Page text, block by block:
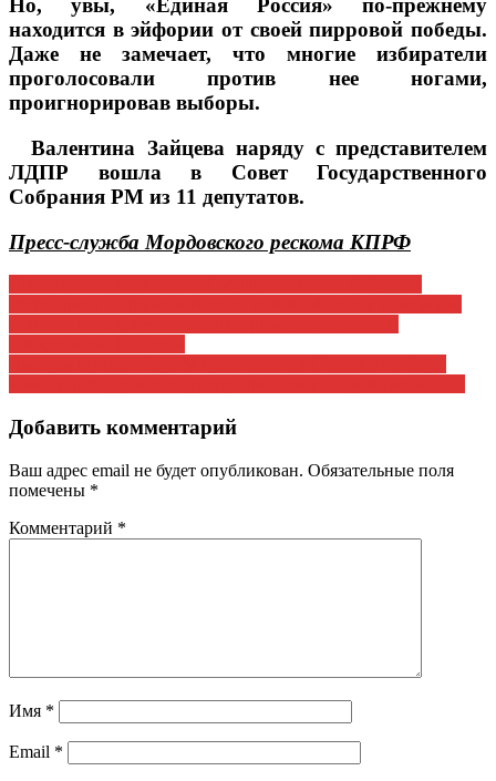
Но, увы, «Единая Россия» по-прежнему
находится в эйфории от своей пирровой победы.
Даже не замечает, что многие избиратели
проголосовали против нее ногами,
проигнорировав выборы.
Валентина Зайцева наряду с представителем
ЛДПР вошла в Совет Государственного
Собрания РМ из 11 депутатов.
Пресс-служба Мордовского рескома КПРФ
Навигация
по
записям
Добавить комментарий
Ваш адрес email не будет опубликован. Обязательные поля
помечены *
Комментарий *
Имя *
Email *